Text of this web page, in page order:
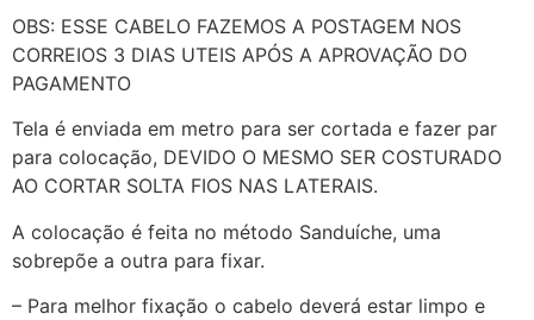
OBS: ESSE CABELO FAZEMOS A POSTAGEM NOS
CORREIOS 3 DIAS UTEIS APÓS A APROVAÇÃO DO
PAGAMENTO
Tela é enviada em metro para ser cortada e fazer par
para colocação, DEVIDO O MESMO SER COSTURADO
AO CORTAR SOLTA FIOS NAS LATERAIS.
A colocação é feita no método Sanduíche, uma
sobrepõe a outra para fixar.
– Para melhor fixação o cabelo deverá estar limpo e